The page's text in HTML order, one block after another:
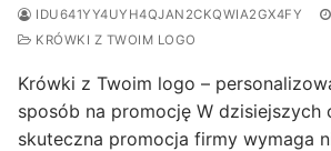
IDU641YY4UYH4QJAN2CKQWIA2GX4FY
KRÓWKI Z TWOIM LOGO
Krówki z Twoim logo –
sposób na promocję W dzisiejszych
skuteczna promocja firmy wymaga